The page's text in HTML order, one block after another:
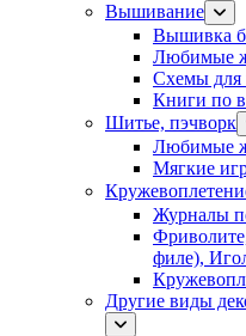
Вышивание
Вышивка
Любимые
Схемы для
Книги по
Шитье, пэчворк
Любимые
Мягкие
Журналы
филе),
Другие виды